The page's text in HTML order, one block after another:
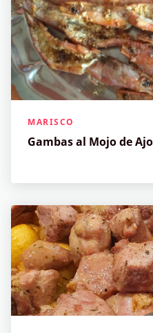
MARISCO
Gambas al Mojo de Ajo